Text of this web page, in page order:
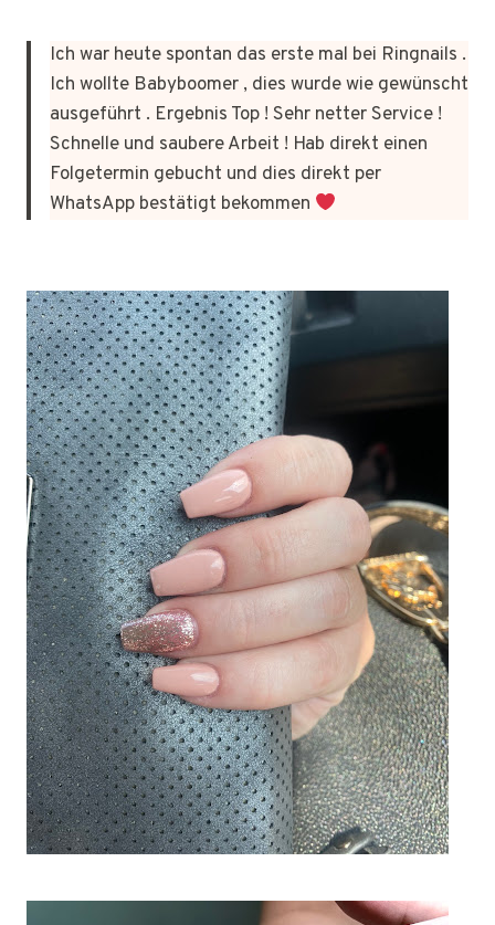
Ich war heute spontan das erste mal bei Ringnails .
Ich wollte Babyboomer , dies wurde wie gewünscht
ausgeführt . Ergebnis Top ! Sehr netter Service !
Schnelle und saubere Arbeit ! Hab direkt einen
Folgetermin gebucht und dies direkt per
WhatsApp bestätigt bekommen